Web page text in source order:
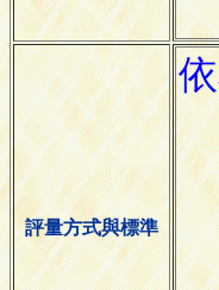
評量方式與標準